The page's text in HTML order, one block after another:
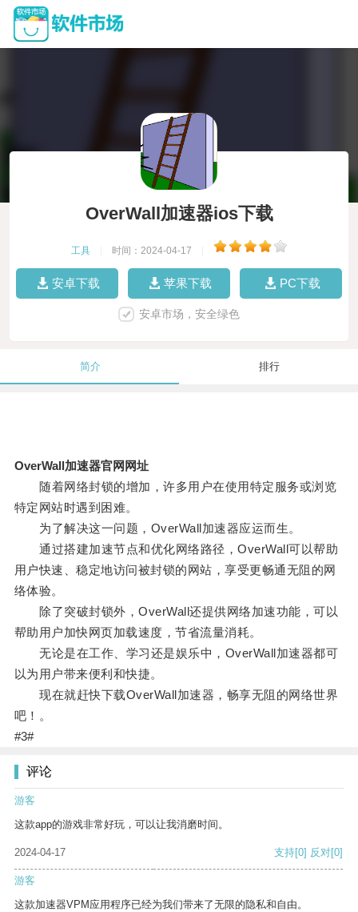
OverWall加速器ios下载
工具 时间：2024-04-17
安卓下载 苹果下载 PC下载
安卓市场，安全绿色
简介 排行
OverWall加速器官网网址
随着网络封锁的增加，许多用户在使用特定服务或浏览
特定网站时遇到困难。
为了解决这一问题，OverWall加速器应运而生。
通过搭建加速节点和优化网络路径，OverWall可以帮助
用户快速、稳定地访问被封锁的网站，享受更畅通无阻的网
络体验。
除了突破封锁外，OverWall还提供网络加速功能，可以
帮助用户加快网页加载速度，节省流量消耗。
无论是在工作、学习还是娱乐中，OverWall加速器都可
以为用户带来便利和快捷。
现在就赶快下载OverWall加速器，畅享无阻的网络世界
吧！。
#3#
评论
游客
这款app的游戏非常好玩，可以让我消磨时间。
2024-04-17 支持[0] 反对[0]
游客
这款加速器VPM应用程序已经为我们带来了无限的隐私和自由。